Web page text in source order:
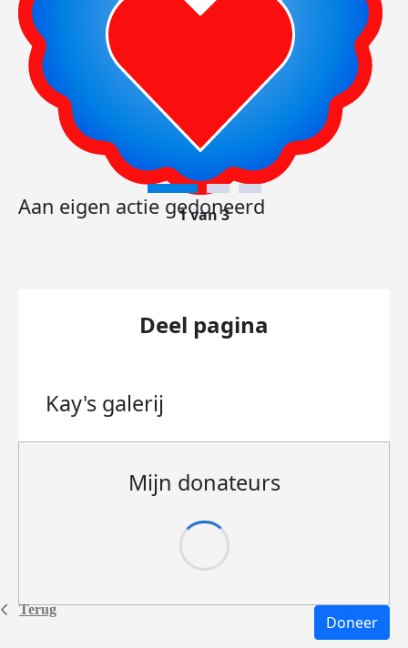
Terug
Aan eigen actie gedoneerd
1 van 3
Deel pagina
Kay's galerij
Mijn donateurs
Doneer